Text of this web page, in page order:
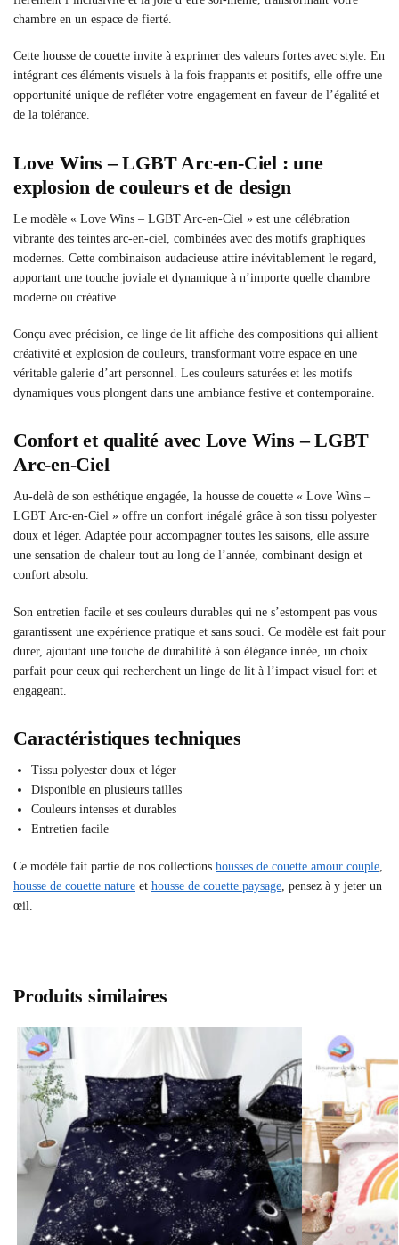
chambre en un espace de fierté.
Cette housse de couette invite à exprimer des valeurs fortes avec style. En
intégrant ces éléments visuels à la fois frappants et positifs, elle offre une
opportunité unique de refléter votre engagement en faveur de l’égalité et
de la tolérance.
Love Wins – LGBT Arc-en-Ciel : une
explosion de couleurs et de design
Le modèle « Love Wins – LGBT Arc-en-Ciel » est une célébration
vibrante des teintes arc-en-ciel, combinées avec des motifs graphiques
modernes. Cette combinaison audacieuse attire inévitablement le regard,
apportant une touche joviale et dynamique à n’importe quelle chambre
moderne ou créative.
Conçu avec précision, ce linge de lit affiche des compositions qui allient
créativité et explosion de couleurs, transformant votre espace en une
véritable galerie d’art personnel. Les couleurs saturées et les motifs
dynamiques vous plongent dans une ambiance festive et contemporaine.
Confort et qualité avec Love Wins – LGBT
Arc-en-Ciel
Au-delà de son esthétique engagée, la housse de couette « Love Wins –
LGBT Arc-en-Ciel » offre un confort inégalé grâce à son tissu polyester
doux et léger. Adaptée pour accompagner toutes les saisons, elle assure
une sensation de chaleur tout au long de l’année, combinant design et
confort absolu.
Son entretien facile et ses couleurs durables qui ne s’estompent pas vous
garantissent une expérience pratique et sans souci. Ce modèle est fait pour
durer, ajoutant une touche de durabilité à son élégance innée, un choix
parfait pour ceux qui recherchent un linge de lit à l’impact visuel fort et
engageant.
Caractéristiques techniques
Tissu polyester doux et léger
Disponible en plusieurs tailles
Couleurs intenses et durables
Entretien facile
Ce modèle fait partie de nos collections housses de couette amour couple,
housse de couette nature et housse de couette paysage, pensez à y jeter un
œil.
Produits similaires